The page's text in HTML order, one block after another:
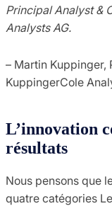
Principal Analyst &
Analysts AG.
– Martin Kuppinger,
KuppingerCole
L’innovation
résultats
Nous pensons que
quatre catégories